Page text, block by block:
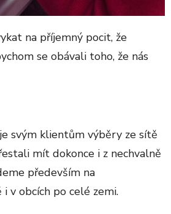
na příjemný pocit, že
se obávali toho, že nás
svým klientům výběry ze sítě
mít dokonce i z nechvalně
především na
v obcích po celé zemi.